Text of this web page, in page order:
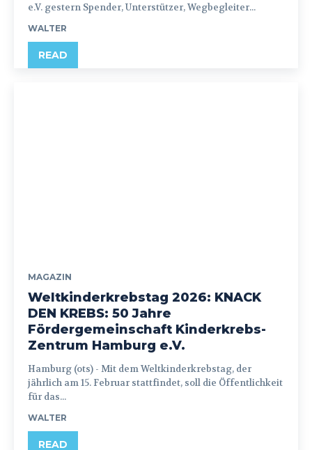
e.V. gestern Spender, Unterstützer, Wegbegleiter...
WALTER
READ
MAGAZIN
Weltkinderkrebstag 2026: KNACK
DEN KREBS: 50 Jahre
Fördergemeinschaft Kinderkrebs-
Zentrum Hamburg e.V.
Hamburg (ots) - Mit dem Weltkinderkrebstag, der
jährlich am 15. Februar stattfindet, soll die Öffentlichkeit
für das...
WALTER
READ